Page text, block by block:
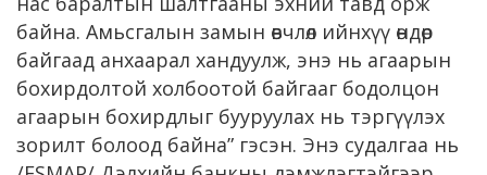
байна. Амьсгалын замын өвчлөл ийнхүү өндөр
байгаад анхаарал хандуулж, энэ нь агаарын
бохирдолтой холбоотой байгааг бодолцон
агаарын бохирдлыг бууруулах нь тэргүүлэх
зорилт болоод байна” гэсэн. Энэ судалгаа нь